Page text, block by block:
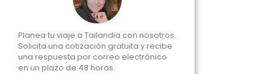
Planea tu viaje a Tailandia con nosotros.
Solicita una cotización gratuita y recibe
una respuesta por correo electrónico
en un plazo de 48 horas.